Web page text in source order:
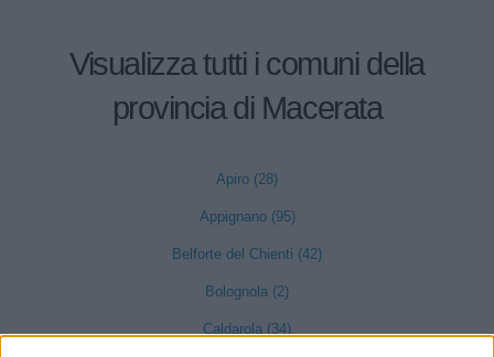
Visualizza tutti i comuni della
provincia di Macerata
Apiro (28)
Appignano (95)
Belforte del Chienti (42)
Bolognola (2)
Caldarola (34)